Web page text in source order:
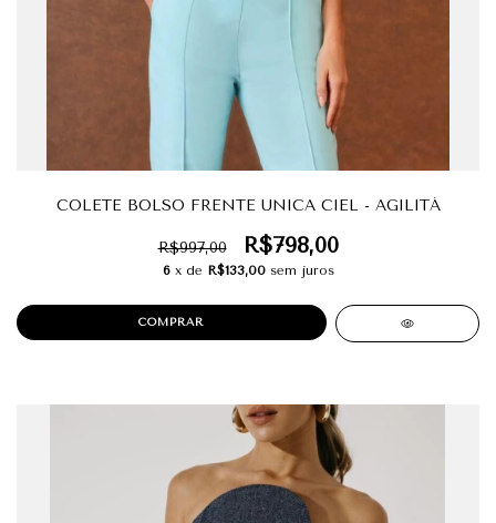
COLETE BOLSO FRENTE UNICA CIEL - AGILITÁ
R$997,00 R$798,00
6 x de R$133,00 sem juros
COMPRAR